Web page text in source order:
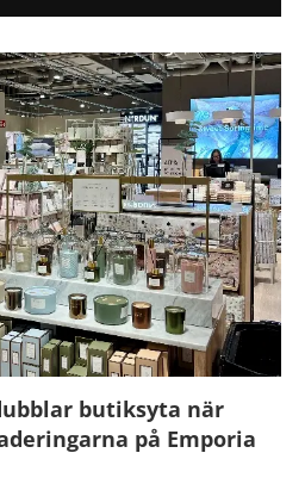
butiksyta när
på Emporia